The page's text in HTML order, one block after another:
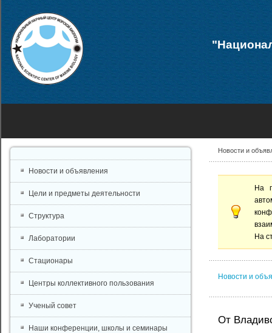
Новости и
На
На
Новости и
От
Новости и объявления
Цели и предметы деятельности
Структура
Лаборатории
Стационары
Центры коллективного пользования
Ученый совет
Наши конференции, школы и семинары